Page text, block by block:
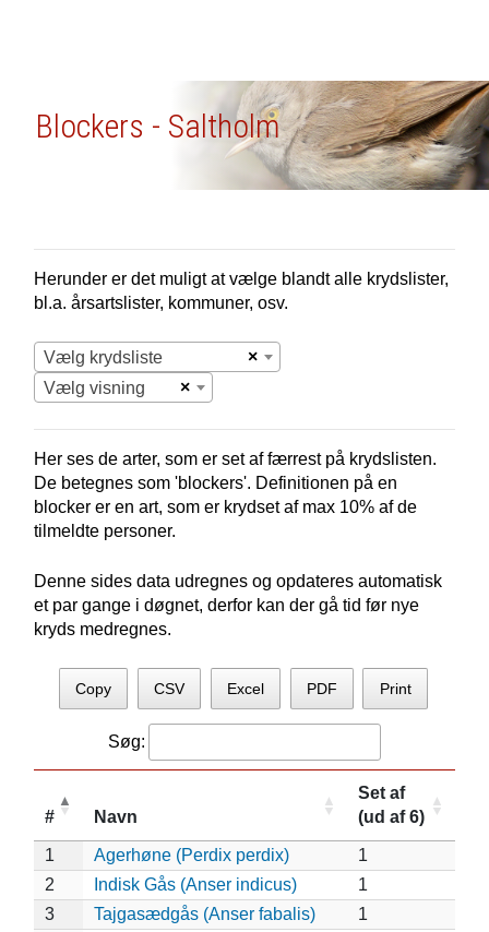
Blockers - Saltholm
Herunder er det muligt at vælge blandt alle krydslister,
bl.a. årsartslister, kommuner, osv.
×
Vælg krydsliste
×
Vælg visning
Her ses de arter, som er set af færrest på krydslisten.
De betegnes som 'blockers'. Definitionen på en
blocker er en art, som er krydset af max 10% af de
tilmeldte personer.
Denne sides data udregnes og opdateres automatisk
et par gange i døgnet, derfor kan der gå tid før nye
kryds medregnes.
Copy CSV Excel PDF Print
Søg:
# Navn
Set af
(ud af 6)
1 Agerhøne (Perdix perdix)
1
2
Indisk Gås (Anser indicus)
1
3
Tajgasædgås (Anser fabalis)
1